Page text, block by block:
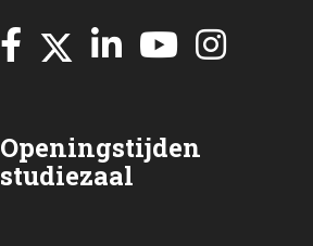
Openingstijden
studiezaal